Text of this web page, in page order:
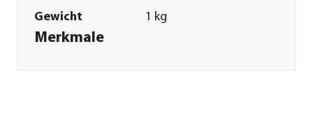
Gewicht 1 kg
Merkmale